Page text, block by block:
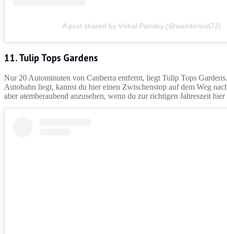
A post shared by Vishal Pandey (@wanderlust73)
11. Tulip Tops Gardens
Nur 20 Autominuten von Canberra entfernt, liegt Tulip Tops
Autobahn liegt, kannst du hier einen Zwischenstop auf dem Weg
aber atemberaubend anzusehen, wenn du zur richtigen Jahreszeit